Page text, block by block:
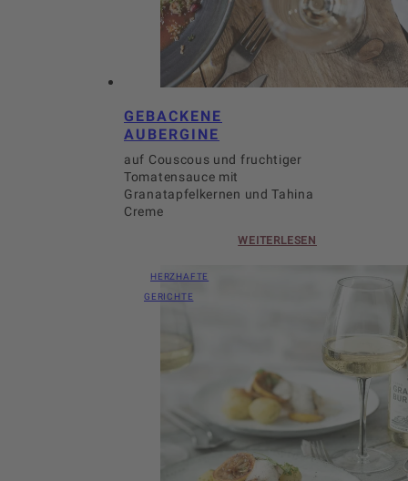
GEBACKENE
AUBERGINE
auf Couscous und fruchtiger
Tomatensauce mit
Granatapfelkernen und Tahina
Creme
WEITERLESEN
HERZHAFTE
GERICHTE